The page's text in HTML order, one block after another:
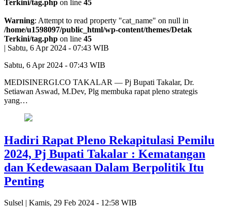
Terkini/tag.php on line 45
Warning: Attempt to read property "cat_name" on null in
/home/u1598097/public_html/wp-content/themes/Detak
Terkini/tag.php on line 45
| Sabtu, 6 Apr 2024 - 07:43 WIB
Sabtu, 6 Apr 2024 - 07:43 WIB
MEDISINERGI.CO TAKALAR — Pj Bupati Takalar, Dr.
Setiawan Aswad, M.Dev, Plg membuka rapat pleno strategis
yang…
Hadiri Rapat Pleno Rekapitulasi Pemilu
2024, Pj Bupati Takalar : Kematangan
dan Kedewasaan Dalam Berpolitik Itu
Penting
Sulsel | Kamis, 29 Feb 2024 - 12:58 WIB